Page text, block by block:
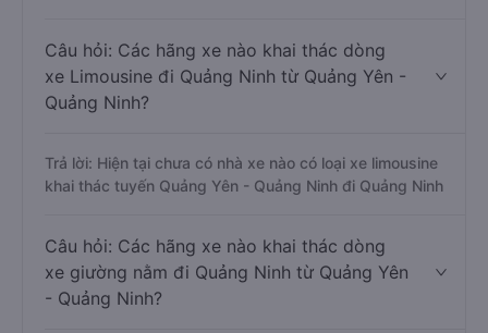
Câu hỏi: Các hãng xe nào khai thác dòng
xe Limousine đi Quảng Ninh từ Quảng Yên -
Quảng Ninh?
Trả lời: Hiện tại chưa có nhà xe nào có loại xe limousine
khai thác tuyến Quảng Yên - Quảng Ninh đi Quảng Ninh
Câu hỏi: Các hãng xe nào khai thác dòng
xe giường nằm đi Quảng Ninh từ Quảng Yên
- Quảng Ninh?